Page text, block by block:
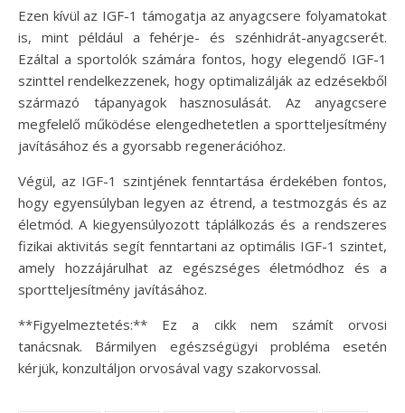
Ezen kívül az IGF-1 támogatja az anyagcsere folyamatokat
is, mint például a fehérje- és szénhidrát-anyagcserét.
Ezáltal a sportolók számára fontos, hogy elegendő IGF-1
szinttel rendelkezzenek, hogy optimalizálják az edzésekből
származó tápanyagok hasznosulását. Az anyagcsere
megfelelő működése elengedhetetlen a sportteljesítmény
javításához és a gyorsabb regenerációhoz.
Végül, az IGF-1 szintjének fenntartása érdekében fontos,
hogy egyensúlyban legyen az étrend, a testmozgás és az
életmód. A kiegyensúlyozott táplálkozás és a rendszeres
fizikai aktivitás segít fenntartani az optimális IGF-1 szintet,
amely hozzájárulhat az egészséges életmódhoz és a
sportteljesítmény javításához.
**Figyelmeztetés:** Ez a cikk nem számít orvosi
tanácsnak. Bármilyen egészségügyi probléma esetén
kérjük, konzultáljon orvosával vagy szakorvossal.